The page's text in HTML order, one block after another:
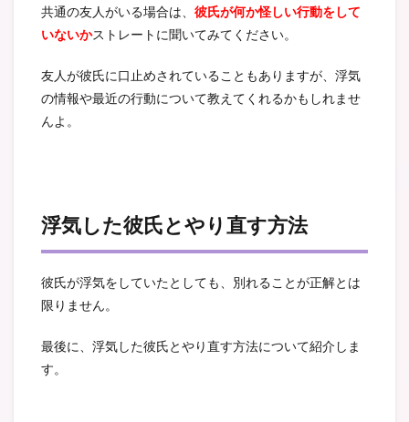
共通の友人がいる場合は、 彼氏が何か怪しい行動をして
いないかストレートに聞いてみてください。
友人が彼氏に口止めされていることもありますが、浮気
の情報や最近の行動について教えてくれるかもしれませ
んよ。
浮気した彼氏とやり直す方法
彼氏が浮気をしていたとしても、別れることが正解とは
限りません。
最後に、浮気した彼氏とやり直す方法について紹介しま
す。